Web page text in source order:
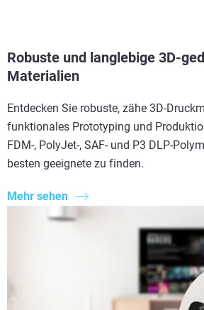
Robuste und langlebige 3D-
Materialien
Entdecken Sie robuste, zähe 3D-
funktionales Prototyping und
FDM-, PolyJet-, SAF- und P3 DLP-
besten geeignete zu finden.
Mehr sehen